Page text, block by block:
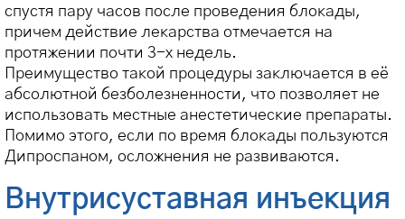
спустя пару часов после проведения блокады,
причем действие лекарства отмечается на
протяжении почти 3-х недель.
Преимущество такой процедуры заключается в её
абсолютной безболезненности, что позволяет не
использовать местные анестетические препараты.
Помимо этого, если по время блокады пользуются
Дипроспаном, осложнения не развиваются.
Внутрисуставная инъекция